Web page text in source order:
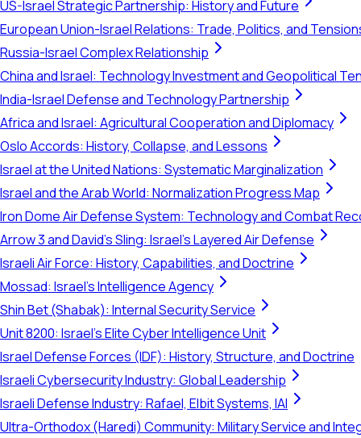
US-Israel Strategic Partnership: History and Future
European Union-Israel Relations: Trade, Politics, and
Russia-Israel Complex Relationship
China and Israel: Technology Investment and Geopolitical
India-Israel Defense and Technology Partnership
Africa and Israel: Agricultural Cooperation and Diplomacy
Oslo Accords: History, Collapse, and Lessons
Israel at the United Nations: Systematic Marginalization
Israel and the Arab World: Normalization Progress Map
Iron Dome Air Defense System: Technology and Combat
Arrow 3 and David's Sling: Israel's Layered Air Defense
Israeli Air Force: History, Capabilities, and Doctrine
Mossad: Israel's Intelligence Agency
Shin Bet (Shabak): Internal Security Service
Unit 8200: Israel's Elite Cyber Intelligence Unit
Israel Defense Forces (IDF): History, Structure, and Doctrine
Israeli Cybersecurity Industry: Global Leadership
Israeli Defense Industry: Rafael, Elbit Systems, IAI
Ultra-Orthodox (Haredi) Community: Military Service and